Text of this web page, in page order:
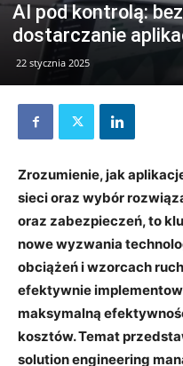
AI pod kontrolą:
dostarczanie
22 stycznia 2025
Zrozumienie, jak
sieci oraz wybór
oraz zabezpieczeń, to
nowe wyzwania
obciążeń i wzorcach
efektywnie
maksymalną
kosztów. Temat
solution engineering